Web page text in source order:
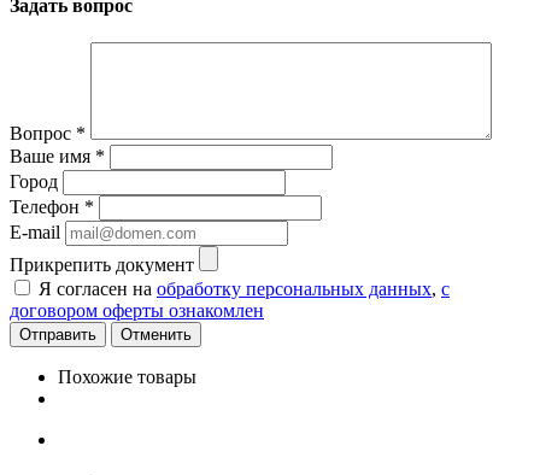
Задать вопрос
Вопрос *
Ваше имя *
Город
Телефон *
E-mail
Прикрепить документ
Я согласен на обработку персональных данных, с
договором оферты ознакомлен
Отменить
Похожие товары